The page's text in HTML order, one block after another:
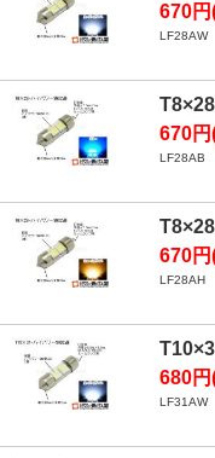
670円
LF28AW
670円
LF28AB
670円
LF28AH
680円
LF31AW